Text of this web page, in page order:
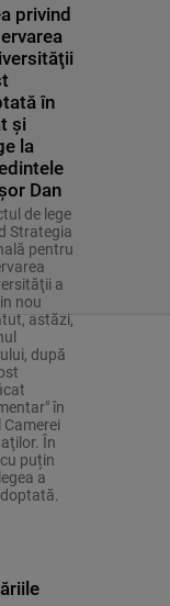
privind
în
și
la
Dan
de lege
Strategia
pentru
a
nou
astăzi,
după
în
Camerei
În
puțin
a